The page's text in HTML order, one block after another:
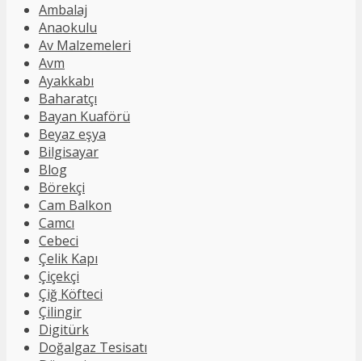
Ambalaj
Anaokulu
Av Malzemeleri
Avm
Ayakkabı
Baharatçı
Bayan Kuaförü
Beyaz eşya
Bilgisayar
Blog
Börekçi
Cam Balkon
Camcı
Cebeci
Çelik Kapı
Çiçekçi
Çiğ Köfteci
Çilingir
Digitürk
Doğalgaz Tesisatı